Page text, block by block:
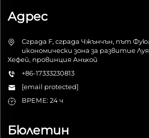
Адрес
Сграда F, сграда Чжънчън, път
икономически зона за развитие
Хефей, провинция Аньхой
+86-17333230813
[email protected]
ВРЕМЕ: 24 ч
Бюлетин